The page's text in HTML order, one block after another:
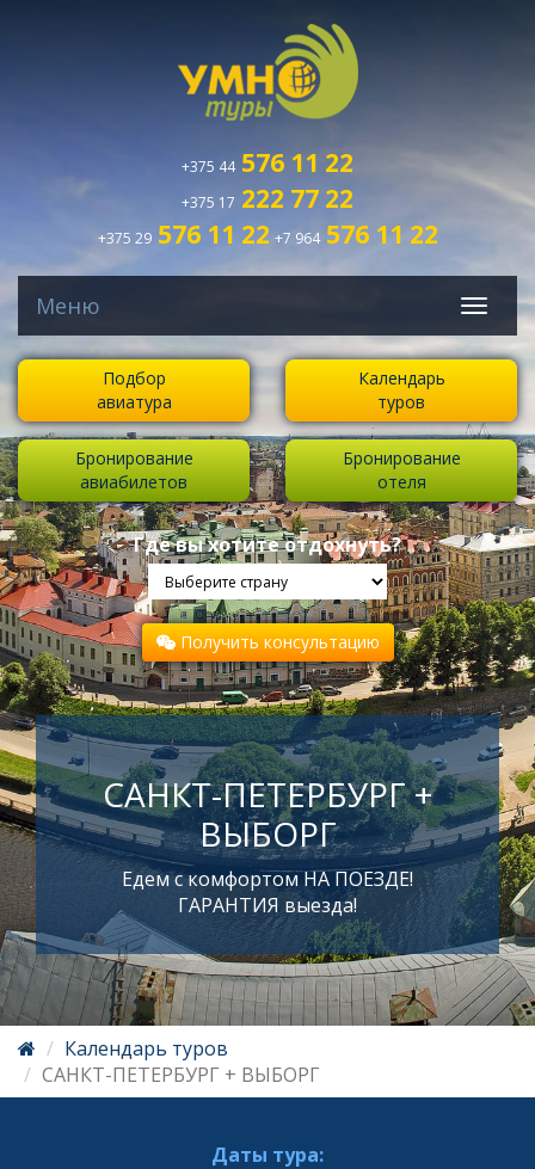
+375 44576 11 22
+375 17 222 77 22
+375 29576 11 22 +7 964576 11 22
Меню
Подбор
авиатура
Календарь
туров
Бронирование
авиабилетов
Бронирование
отеля
Где вы хотите отдохнуть?
Получить консультацию
САНКТ-ПЕТЕРБУРГ +
ВЫБОРГ
Едем с комфортом НА ПОЕЗДЕ!
ГАРАНТИЯ выезда!
Календарь туров
САНКТ-ПЕТЕРБУРГ + ВЫБОРГ
Даты тура: